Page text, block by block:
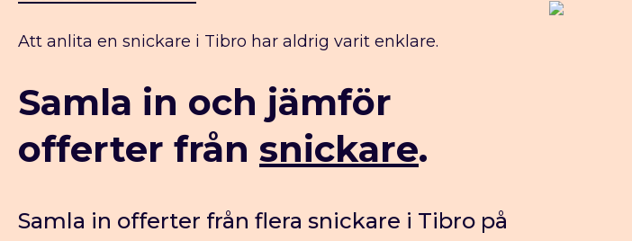
Att anlita en snickare i Tibro har aldrig varit enklare.
Samla in och jämför
offerter från snickare.
Samla in offerter från flera snickare i Tibro på